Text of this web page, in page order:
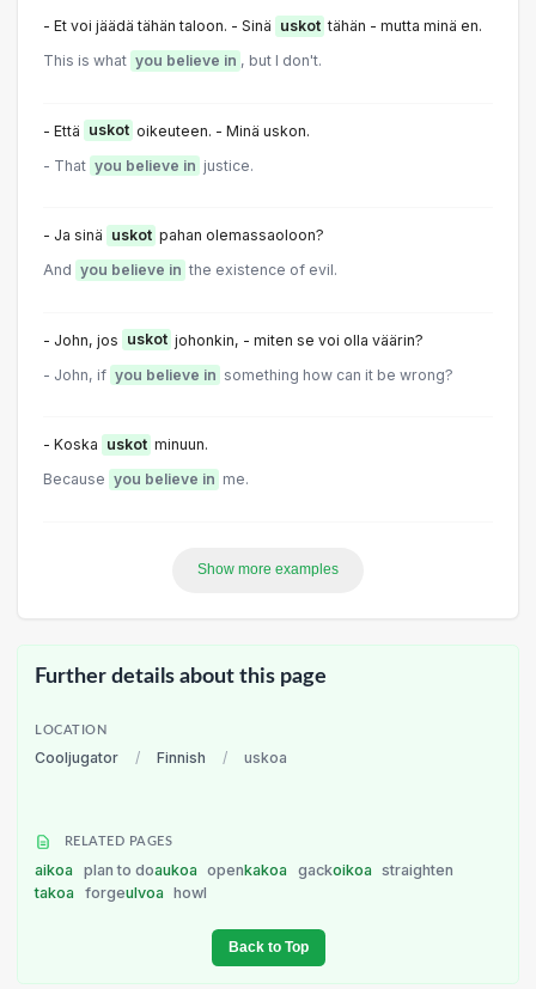
- Et voi jäädä tähän taloon. - Sinä uskot tähän - mutta minä en.
This is what you believe in , but I don't.
- Että uskot oikeuteen. - Minä uskon.
- That you believe in justice.
- Ja sinä uskot pahan olemassaoloon?
And you believe in the existence of evil.
- John, jos uskot johonkin, - miten se voi olla väärin?
- John, if you believe in something how can it be wrong?
- Koska uskot minuun.
Because you believe in me.
Show more examples
Further details about this page
LOCATION
Cooljugator / Finnish / uskoa
RELATED PAGES
aikoa plan to doaukoa openkakoa gackoikoa
straighten
takoa
forgeulvoa howl
Back to Top